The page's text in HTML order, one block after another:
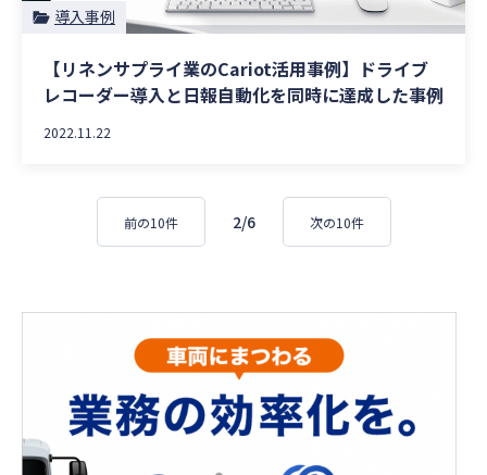
導入事例
【リネンサプライ業のCariot活用事例】ドライブ
レコーダー導入と日報自動化を同時に達成した事例
2022.11.22
前の10件 2/6 次の10件